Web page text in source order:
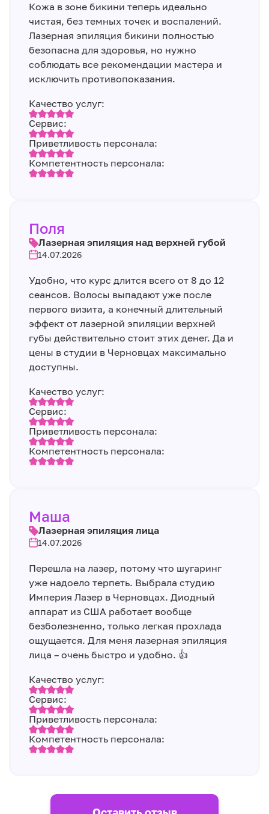
Кожа в зоне бикини теперь идеально
чистая, без темных точек и воспалений.
Лазерная эпиляция бикини полностью
безопасна для здоровья, но нужно
соблюдать все рекомендации мастера и
исключить противопоказания.
Качество услуг:
Сервис:
Приветливость персонала:
Компетентность персонала:
Поля
Лазерная эпиляция над верхней губой
14.07.2026
Удобно, что курс длится всего от 8 до 12
сеансов. Волосы выпадают уже после
первого визита, а конечный длительный
эффект от лазерной эпиляции верхней
губы действительно стоит этих денег. Да и
цены в студии в Черновцах максимально
доступны.
Качество услуг:
Сервис:
Приветливость персонала:
Компетентность персонала:
Маша
Лазерная эпиляция лица
14.07.2026
Перешла на лазер, потому что шугаринг
уже надоело терпеть. Выбрала студию
Империя Лазер в Черновцах. Диодный
аппарат из США работает вообще
безболезненно, только легкая прохлада
ощущается. Для меня лазерная эпиляция
лица – очень быстро и удобно. 👍
Качество услуг:
Сервис:
Приветливость персонала:
Компетентность персонала: